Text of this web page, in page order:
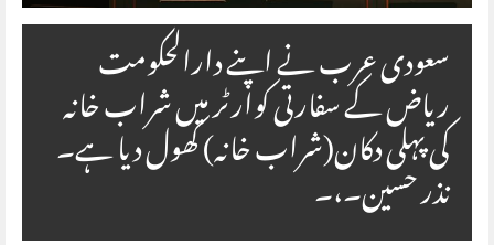
سعودی عرب نے اپنے دارالحکومت
ریاض کے سفارتی کوارٹر میں شراب خانہ
کی پہلی دکان(شراب خانہ) کھول دیا ہے۔
نذر حسین۔،۔